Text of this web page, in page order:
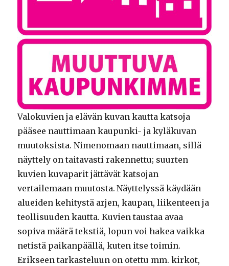
Valokuvien ja elävän kuvan kautta katsoja
pääsee nauttimaan kaupunki- ja kyläkuvan
muutoksista. Nimenomaan nauttimaan, sillä
näyttely on taitavasti rakennettu; suurten
kuvien kuvaparit jättävät katsojan
vertailemaan muutosta. Näyttelyssä käydään
alueiden kehitystä arjen, kaupan, liikenteen ja
teollisuuden kautta. Kuvien taustaa avaa
sopiva määrä tekstiä, lopun voi hakea vaikka
netistä paikanpäällä, kuten itse toimin.
Erikseen tarkasteluun on otettu mm. kirkot,